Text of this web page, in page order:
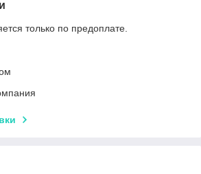
только по предоплате.